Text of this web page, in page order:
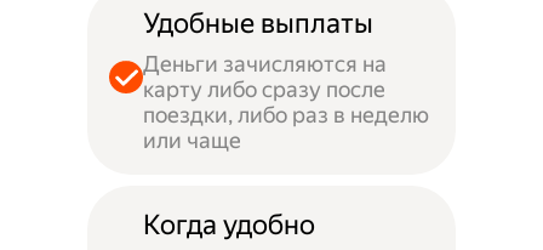
Удобные выплаты
Деньги зачисляются на
карту либо сразу после
поездки, либо раз в неделю
или чаще
Когда удобно